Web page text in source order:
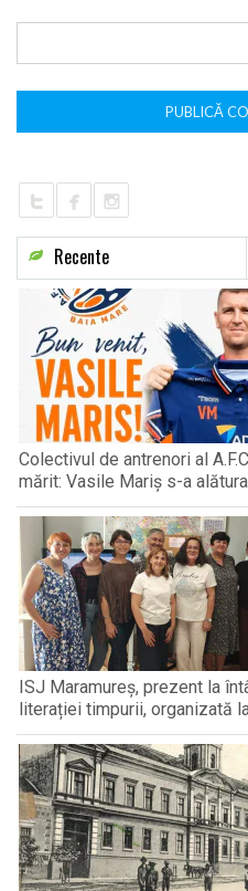
Recente
Colectivul de antrenori al
mărit: Vasile Mariș s-a
ISJ Maramureș, prezent la
literației timpurii, organizată